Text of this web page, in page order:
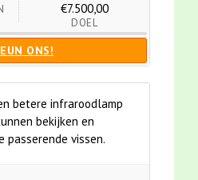
€7.500,00
DOEL
ONS!
betere infraroodlamp
bekijken en
passerende vissen.